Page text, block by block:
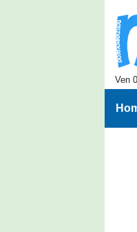
Ven